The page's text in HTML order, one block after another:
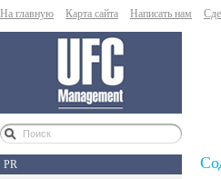
На главную Карта сайта Написать нам
PR